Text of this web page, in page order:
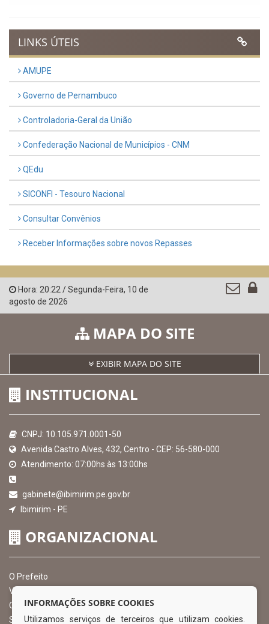
LINKS ÚTEIS
AMUPE
Governo de Pernambuco
Controladoria-Geral da União
Confederação Nacional de Municípios - CNM
QEdu
SICONFI - Tesouro Nacional
Consultar Convênios
Receber Informações sobre novos Repasses
Hora: 20:22 /Segunda-Feira, 10 de
agosto de 2026
MAPA DO SITE
EXIBIR MAPA DO SITE
INSTITUCIONAL
CNPJ: 10.105.971.0001-50
Avenida Castro Alves, 432, Centro - CEP: 56-580-000
Atendimento: 07:00hs às 13:00hs
gabinete@ibimirim.pe.gov.br
Ibimirim - PE
ORGANIZACIONAL
O Prefeito
Vice Prefeito
Ouvidoria Municipal
Serviço de Informação ao Cidadão – SIC
INFORMAÇÕES SOBRE COOKIES
Utilizamos serviços de terceiros que utilizam cookies.